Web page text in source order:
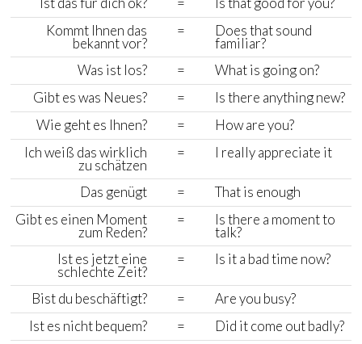
Kommt Ihnen das
bekannt vor?
= Does that sound
familiar?
Was ist los?
=
What is going on?
Gibt es was Neues?
=
Is there anything new?
Wie geht es Ihnen?
=
How are you?
Ich weiß das wirklich
zu schätzen
= I really appreciate it
Das genügt =
That is enough
Gibt es einen Moment
zum Reden?
= Is there a moment to
talk?
Ist es jetzt eine
schlechte Zeit?
= Is it a bad time now?
Bist du beschäftigt? =
Are you busy?
Ist es nicht bequem?
=
Did it come out badly?